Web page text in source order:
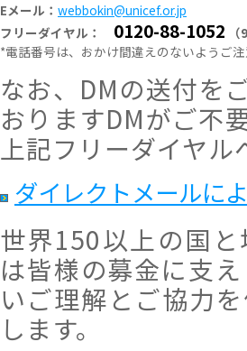
Eメール： webbokin@unicef.or.jp
フリーダイヤル： 0120-88-1052
*電話番号は、おかけ間違えのないようご
なお、DMの送付を
おりますDMがご不
上記フリーダイヤ
ダイレクトメールに
世界150以上の国
は皆様の募金に支
いご理解とご協力
します。